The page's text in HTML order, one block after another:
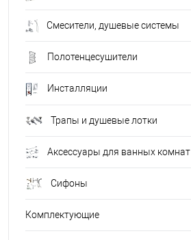
Смесители, душевые системы
Полотенцесушители
Инсталляции
Трапы и душевые лотки
Аксессуары для ванных комнат
Сифоны
Комплектующие